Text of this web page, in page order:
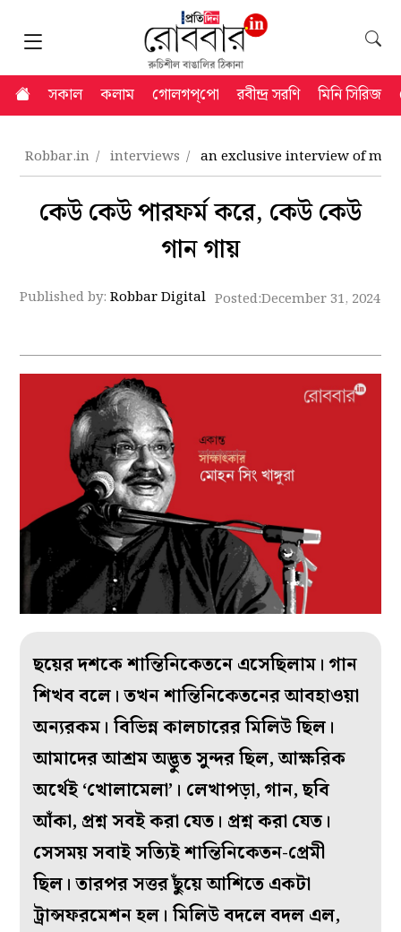
সকাল কলাম গোলগপ্‌পো রবীন্দ্র সরণি মিনি সিরিজ
Robbar.in interviews an exclusive interview of
কেউ কেউ পারফর্ম করে, কেউ কেউ
গান গায়
Published by:Robbar Digital Posted:December 31, 2024
ছয়ের দশকে শান্তিনিকেতনে এসেছিলাম। গান
শিখব বলে। তখন শান্তিনিকেতনের আবহাওয়া
অন্যরকম। বিভিন্ন কালচারের মিলিউ ছিল।
আমাদের আশ্রম অদ্ভুত সুন্দর ছিল, আক্ষরিক
অর্থেই ‘খোলামেলা’। লেখাপড়া, গান, ছবি
আঁকা, প্রশ্ন সবই করা যেত। প্রশ্ন করা যেত।
সেসময় সবাই সত্যিই শান্তিনিকেতন-প্রেমী
ছিল। তারপর সত্তর ছুঁয়ে আশিতে একটা
ট্রান্সফরমেশন হল। মিলিউ বদলে বদল এল,